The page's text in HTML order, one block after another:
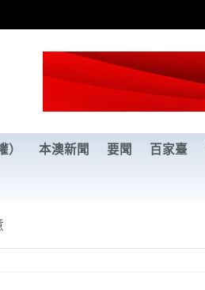
） 本澳新聞 要聞 百家臺